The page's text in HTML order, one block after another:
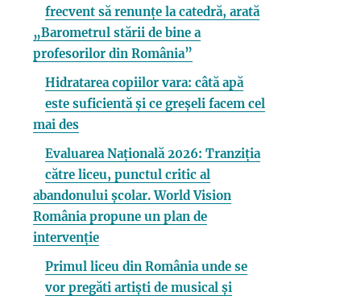
frecvent să renunțe la catedră, arată
„Barometrul stării de bine a
profesorilor din România”
Hidratarea copiilor vara: câtă apă
este suficientă și ce greșeli facem cel
mai des
Evaluarea Națională 2026: Tranziția
către liceu, punctul critic al
abandonului școlar. World Vision
România propune un plan de
intervenție
Primul liceu din România unde se
vor pregăti artiști de musical și